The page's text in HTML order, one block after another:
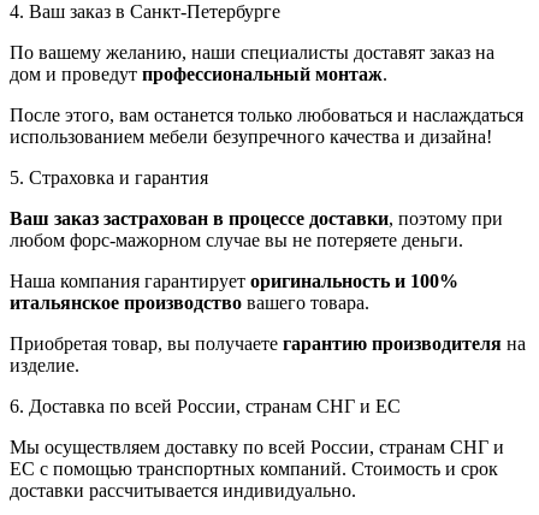
4. Ваш заказ в Санкт-Петербурге
По вашему желанию, наши специалисты доставят заказ на
дом и проведут профессиональный монтаж.
После этого, вам останется только любоваться и наслаждаться
использованием мебели безупречного качества и дизайна!
5. Страховка и гарантия
Ваш заказ застрахован в процессе доставки, поэтому при
любом форс-мажорном случае вы не потеряете деньги.
Наша компания гарантирует оригинальность и 100%
итальянское производство вашего товара.
Приобретая товар, вы получаете гарантию производителя на
изделие.
6. Доставка по всей России, странам СНГ и ЕС
Мы осуществляем доставку по всей России, странам СНГ и
ЕС с помощью транспортных компаний. Стоимость и срок
доставки рассчитывается индивидуально.